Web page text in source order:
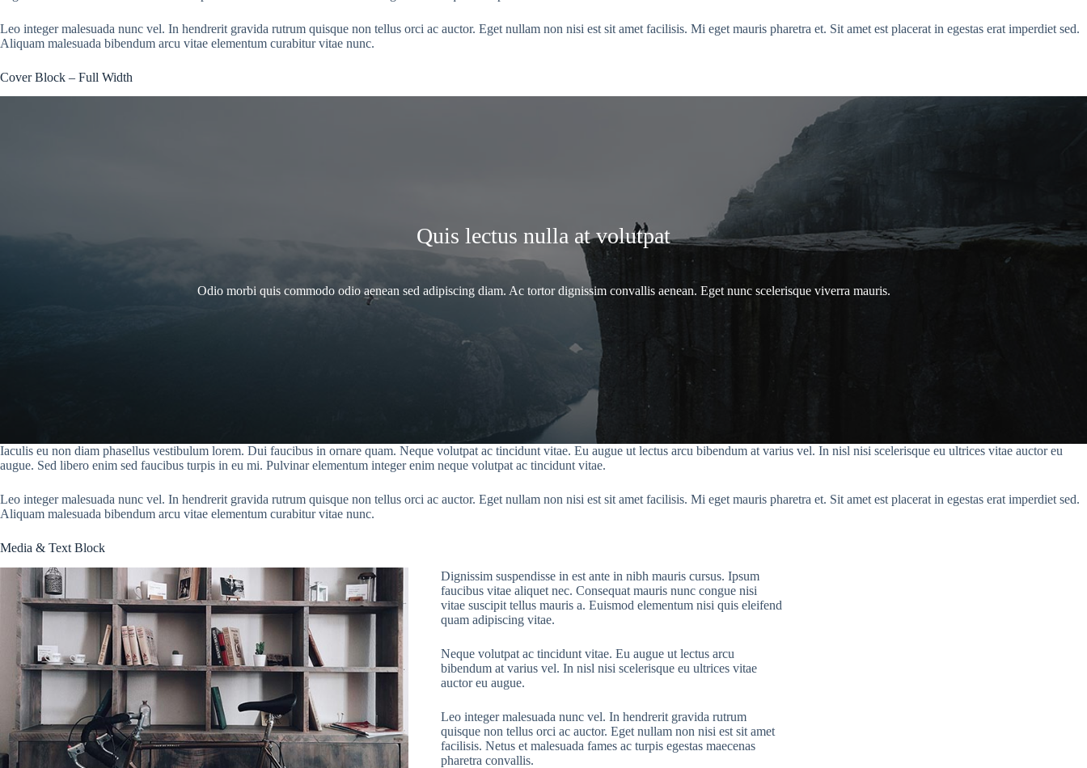
Leo integer malesuada nunc vel. In hendrerit gravida rutrum quisque non tellus orci ac auctor. Eget nullam non nisi est sit amet facilisis. Mi eget mauris pharetra et. Sit amet est placerat in egestas erat imperdiet sed.
Aliquam malesuada bibendum arcu vitae elementum curabitur vitae nunc.
Cover Block – Full Width
Quis lectus nulla at volutpat
Odio morbi quis commodo odio aenean sed adipiscing diam. Ac tortor dignissim convallis aenean. Eget nunc scelerisque viverra mauris.
Iaculis eu non diam phasellus vestibulum lorem. Dui faucibus in ornare quam. Neque volutpat ac tincidunt vitae. Eu augue ut lectus arcu bibendum at varius vel. In nisl nisi scelerisque eu ultrices vitae auctor eu
augue. Sed libero enim sed faucibus turpis in eu mi. Pulvinar elementum integer enim neque volutpat ac tincidunt vitae.
Leo integer malesuada nunc vel. In hendrerit gravida rutrum quisque non tellus orci ac auctor. Eget nullam non nisi est sit amet facilisis. Mi eget mauris pharetra et. Sit amet est placerat in egestas erat imperdiet sed.
Aliquam malesuada bibendum arcu vitae elementum curabitur vitae nunc.
Media & Text Block
Dignissim suspendisse in est ante in nibh mauris cursus. Ipsum
faucibus vitae aliquet nec. Consequat mauris nunc congue nisi
vitae suscipit tellus mauris a. Euismod elementum nisi quis eleifend
quam adipiscing vitae.
Neque volutpat ac tincidunt vitae. Eu augue ut lectus arcu
bibendum at varius vel. In nisl nisi scelerisque eu ultrices vitae
auctor eu augue.
Leo integer malesuada nunc vel. In hendrerit gravida rutrum
quisque non tellus orci ac auctor. Eget nullam non nisi est sit amet
facilisis. Netus et malesuada fames ac turpis egestas maecenas
pharetra convallis.